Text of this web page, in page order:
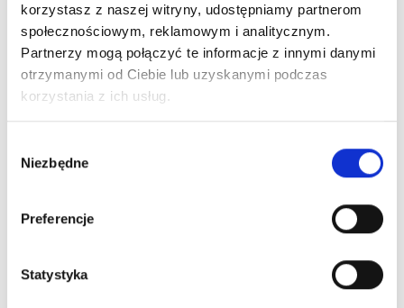
korzystasz z naszej witryny, udostępniamy partnerom
społecznościowym, reklamowym i analitycznym.
Partnerzy mogą połączyć te informacje z innymi danymi
otrzymanymi od Ciebie lub uzyskanymi podczas
korzystania z ich usług.
zgody
Niezbędne
Preferencje
Statystyka